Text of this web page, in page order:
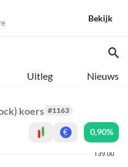
Bekijk
Uitleg Nieuws
koers #1163
€ 0,90%